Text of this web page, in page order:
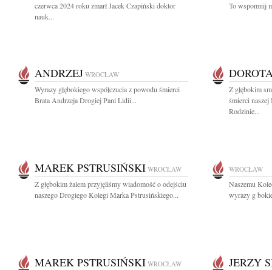
czerwca 2024 roku zmarł Jacek Czapiński doktor
nauk...
To wspomnij
ANDRZEJ WROCŁAW
Wyrazy głębokiego współczucia z powodu śmierci
Brata Andrzeja Drogiej Pani Lidii...
Z głębokim
śmierci
Rodzinie...
MAREK PSTRUSIŃSKI WROCŁAW
Z głębokim żalem przyjęliśmy wiadomość o odejściu
naszego Drogiego Kolegi Marka Pstrusińskiego...
WROCŁAW
Naszemu
wyrazy g
MAREK PSTRUSIŃSKI WROCŁAW JERZY